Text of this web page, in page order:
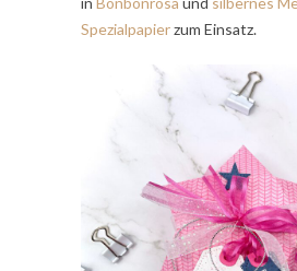
Spezialpapierzum Einsatz.